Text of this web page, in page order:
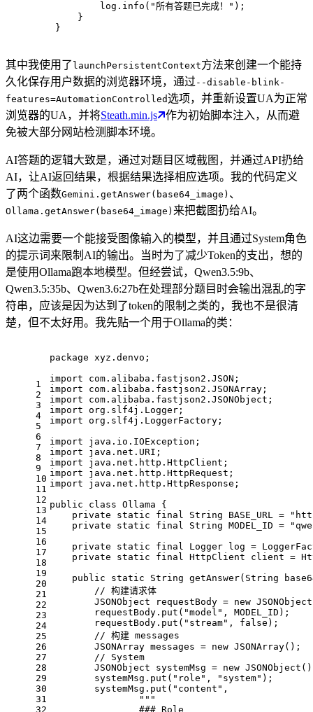
        log.info(
"所有答题已完成！" );
    }
}
其中我使用了 launchPersistentContext方法来创建一个能持
久化保存用户数据的浏览器环境，通过 --disable-blink-
features=AutomationControlled选项，并重新设置UA为正常
浏览器的UA，并将Steath.min.js
作为初始脚本注入，从而避
免被大部分网站检测脚本环境。
AI答题的逻辑大致是，通过对题目区域截图，并通过API扔给
AI，让AI返回结果，根据结果选择相应选项。我的代码定义
了两个函数Gemini.getAnswer(base64_image) 、
Ollama.getAnswer(base64_image) 来把截图扔给AI。
AI这边需要一个能接受图像输入的模型，并且通过System角色
的提示词来限制AI的输出。当时为了减少Token的支出，想的
是使用Ollama跑本地模型。但经尝试，Qwen3.5:9b、
Qwen3.5:35b、Qwen3.6:27b在处理部分题目时会输出混乱的字
符串，应该是因为达到了token的限制之类的，我也不是很清
楚，但不太好用。我先贴一个用于Ollama的类：
1
2
3
4
5
6
7
8
9
10
11
12
13
14
15
16
17
18
19
20
21
22
23
24
25
26
27
28
29
30
31
32
package xyz.denvo;
import com.alibaba.fastjson2.JSON;
import com.alibaba.fastjson2.JSONArray;
import com.alibaba.fastjson2.JSONObject;
import org.slf4j.Logger;
import org.slf4j.LoggerFactory;
import java.io.IOException;
import java.net.URI;
import java.net.http.HttpClient;
import java.net.http.HttpRequest;
import java.net.http.HttpResponse;
public
class Ollama {
private
static final String BASE_URL =
private
static final String MODEL_ID =
private
static final Logger log =
private
static final HttpClient client =
public
static String getAnswer(String
// 构建请求体
JSONObject
requestBody = new JSONObject
        requestBody.put(
"model" , MODEL_ID);
        requestBody.put(
"stream" , false );
// 构建 messages
JSONArray messages = new JSONArray();
// System
JSONObject
systemMsg = new JSONObject
        systemMsg.put(
"role" , "system" );
        systemMsg.put(
"content" ,
"""
                ### Role